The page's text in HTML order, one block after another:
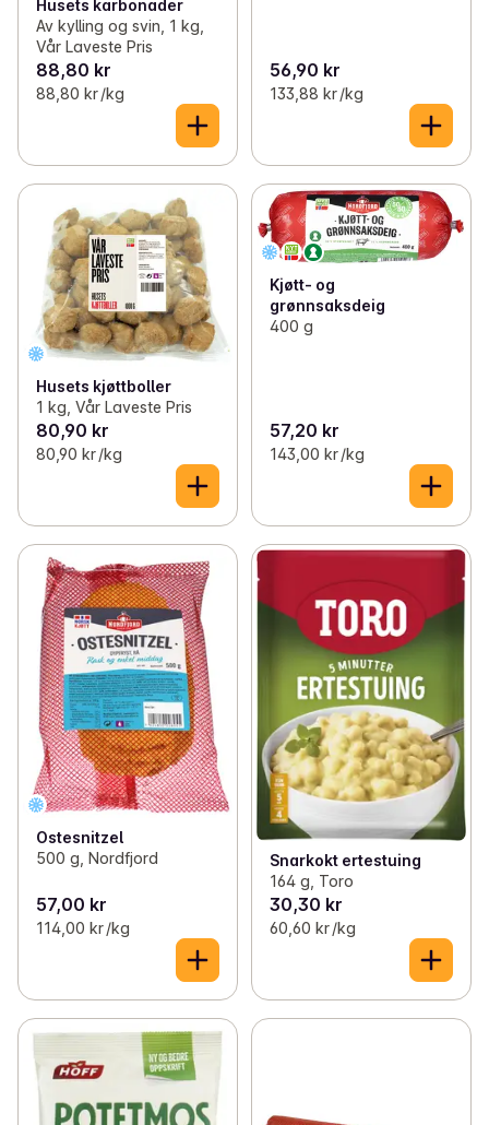
Husets karbonader
Av kylling og svin, 1 kg,
Vår Laveste Pris
88,80 kr
88,80 kr /kg
56,90 kr
133,88 kr /kg
Husets kjøttboller
1 kg, Vår Laveste Pris
80,90 kr
80,90 kr /kg
Kjøtt- og
grønnsaksdeig
400 g
57,20 kr
143,00 kr /kg
Ostesnitzel
500 g, Nordfjord
57,00 kr
114,00 kr /kg
Snarkokt ertestuing
164 g, Toro
30,30 kr
60,60 kr /kg